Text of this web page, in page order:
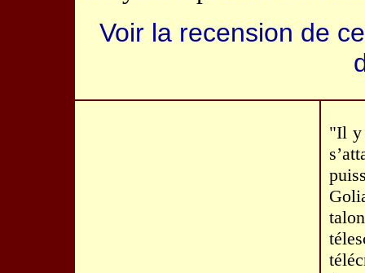
Voir la recension de
"Il y